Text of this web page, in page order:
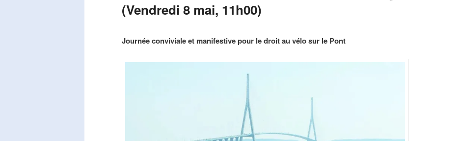
(Vendredi 8 mai, 11h00)
Journée conviviale et manifestive pour le droit au vélo sur le Pont